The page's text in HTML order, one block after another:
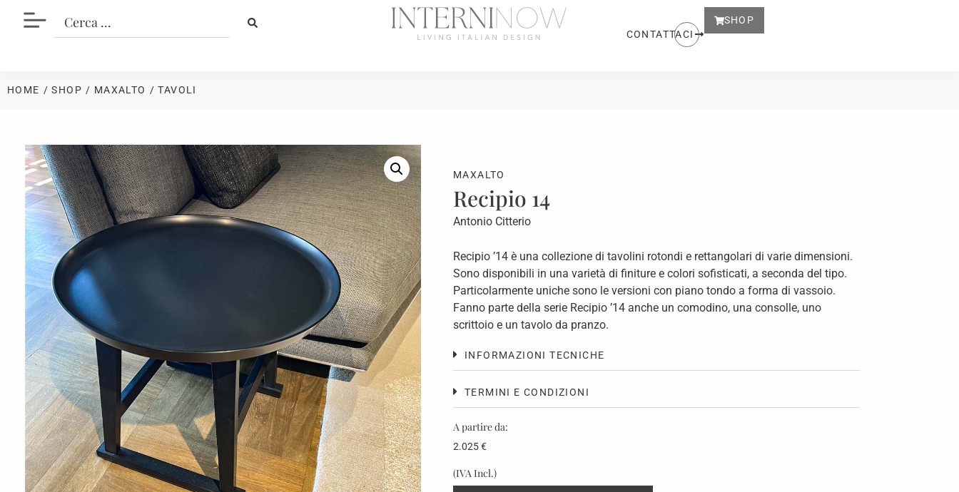
CONTATTACI
SHOP
HOME / SHOP / MAXALTO / TAVOLI
MAXALTO
Recipio 14
Antonio Citterio
Recipio ’14 è una collezione di tavolini rotondi e rettangolari di varie dimensioni.
Sono disponibili in una varietà di finiture e colori sofisticati, a seconda del tipo.
Particolarmente uniche sono le versioni con piano tondo a forma di vassoio.
Fanno parte della serie Recipio ’14 anche un comodino, una consolle, uno
scrittoio e un tavolo da pranzo.
INFORMAZIONI TECNICHE
TERMINI E CONDIZIONI
A partire da:
2.025€
(IVA Incl.)